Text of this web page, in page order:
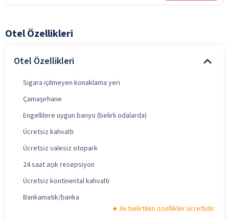
Otel Özellikleri
Otel Özellikleri
Sigara içilmeyen konaklama yeri
Çamaşırhane
Engellilere uygun banyo (belirli odalarda)
Ücretsiz kahvaltı
Ücretsiz valesiz otopark
24 saat açık resepsiyon
Ücretsiz kontinental kahvaltı
Bankamatik/banka
ile belirtilen özellikler ücretlidir.